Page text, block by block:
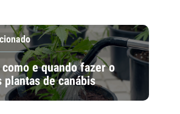
e quando fazer o
plantas de canábis